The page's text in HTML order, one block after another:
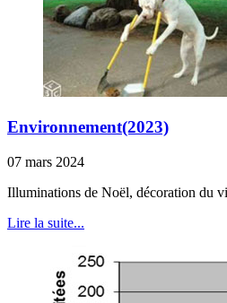
Environnement(2023)
07 mars 2024
Illuminations de Noël, décoration du
Lire la suite...